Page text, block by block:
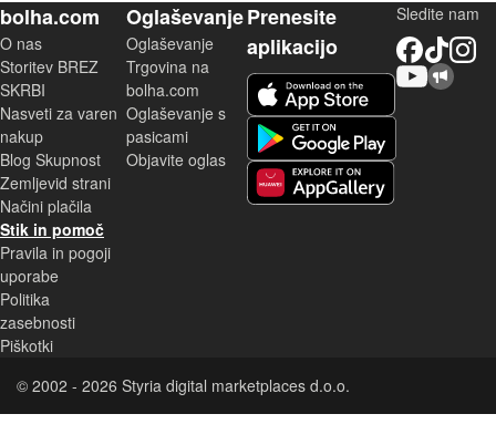
bolha.com
O nas
Storitev BREZ
SKRBI
Nasveti za varen
nakup
Blog Skupnost
Zemljevid strani
Načini plačila
Stik in pomoč
Pravila in pogoji
uporabe
Politika
zasebnosti
Piškotki
Oglaševanje
Oglaševanje
Trgovina na
bolha.com
Oglaševanje s
pasicami
Objavite oglas
Prenesite
aplikacijo
Sledite nam
© 2002 - 2026 Styria digital marketplaces d.o.o.